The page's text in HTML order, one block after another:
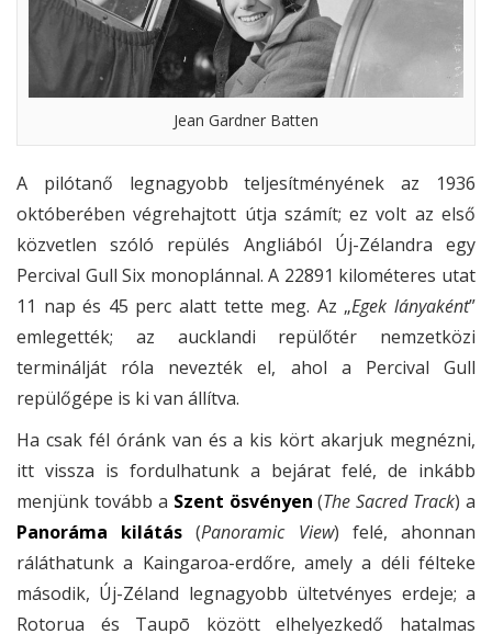
Jean Gardner Batten
A pilótanő legnagyobb teljesítményének az 1936
októberében végrehajtott útja számít; ez volt az első
közvetlen szóló repülés Angliából Új-Zélandra egy
Percival Gull Six monoplánnal. A 22891 kilométeres utat
11 nap és 45 perc alatt tette meg. Az „Egek lányaként”
emlegették; az aucklandi repülőtér nemzetközi
terminálját róla nevezték el, ahol a Percival Gull
repülőgépe is ki van állítva.
Ha csak fél óránk van és a kis kört akarjuk megnézni,
itt vissza is fordulhatunk a bejárat felé, de inkább
menjünk tovább a Szent ösvényen (The Sacred Track) a
Panoráma kilátás (Panoramic View) felé, ahonnan
ráláthatunk a Kaingaroa-erdőre, amely a déli félteke
második, Új-Zéland legnagyobb ültetvényes erdeje; a
Rotorua és Taupō között elhelyezkedő hatalmas